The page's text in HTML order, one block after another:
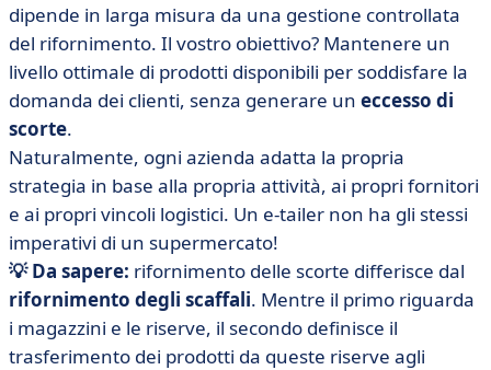
dipende in larga misura da una gestione controllata
del rifornimento. Il vostro obiettivo? Mantenere un
livello ottimale di prodotti disponibili per soddisfare la
domanda dei clienti, senza generare un eccesso di
scorte.
Naturalmente, ogni azienda adatta la propria
strategia in base alla propria attività, ai propri fornitori
e ai propri vincoli logistici. Un e-tailer non ha gli stessi
imperativi di un supermercato!
💡 Da sapere: rifornimento delle scorte differisce dal
rifornimento degli scaffali. Mentre il primo riguarda
i magazzini e le riserve, il secondo definisce il
trasferimento dei prodotti da queste riserve agli